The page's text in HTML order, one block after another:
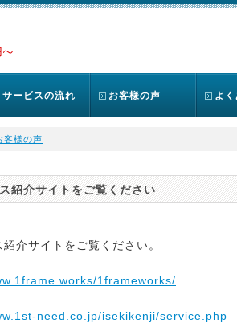
サービスの流れ お客様の声 よ
客様の声
紹介サイトをご覧ください
介サイトをご覧ください。
1frameworks/
need.co.jp/isekikenji/service.php